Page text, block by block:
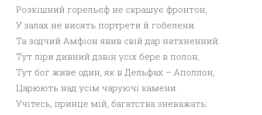
Розкішний горельєф не скрашує фронтон,
У залах не висять портрети й гобелени.
Та зодчий Амфіон явив свій дар натхненний:
Тут ліри дивний дзвін усіх бере в полон,
Тут бог живе один, як в Дельфах – Аполлон,
Царюють над усім чаруючі камени.
Учітесь, принце мій, багатства зневажать: